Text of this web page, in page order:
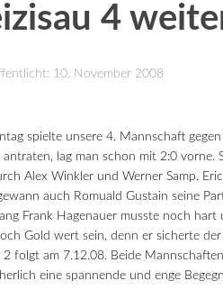
4
10. November 2008
spielte unsere 4. Mannschaft
antraten, lag man schon mit 2:0 vorne.
Alex Winkler und Werner Samp.
auch Romuald Gustain seine
Frank Hagenauer musste noch
Gold wert sein, denn er sicherte
2 folgt am 7.12.08. Beide
eine spannende und enge